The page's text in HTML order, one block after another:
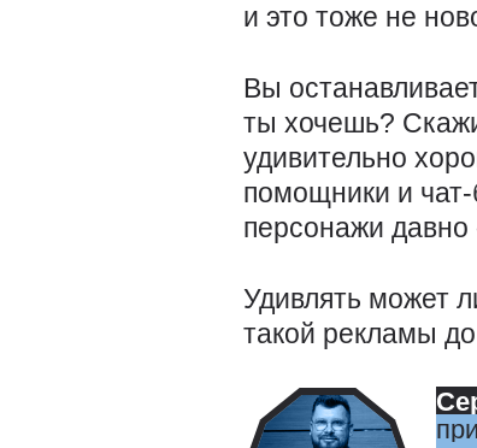
и это тоже не
Вы
ты хочешь?
удивительно
помощники и
персонажи
Удивлять может
такой рекламы